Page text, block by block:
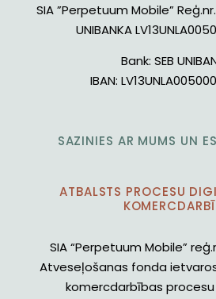
SIA ”Perpetuum Mobile”
UNIBANKA
Bank: SEB
IBAN:
SAZINIES AR MUMS UN
ATBALSTS PROCESU
SIA “Perpetuum Mobile”
Atveseļošanas fonda
komercdarbības